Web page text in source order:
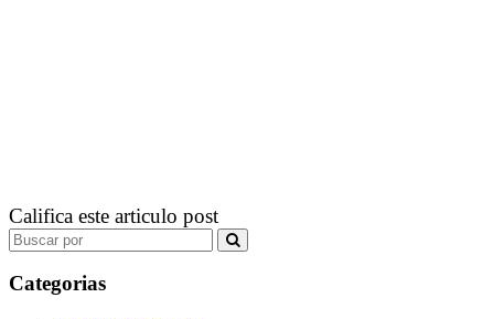
Califica este articulo post
Search
for:
Categorias